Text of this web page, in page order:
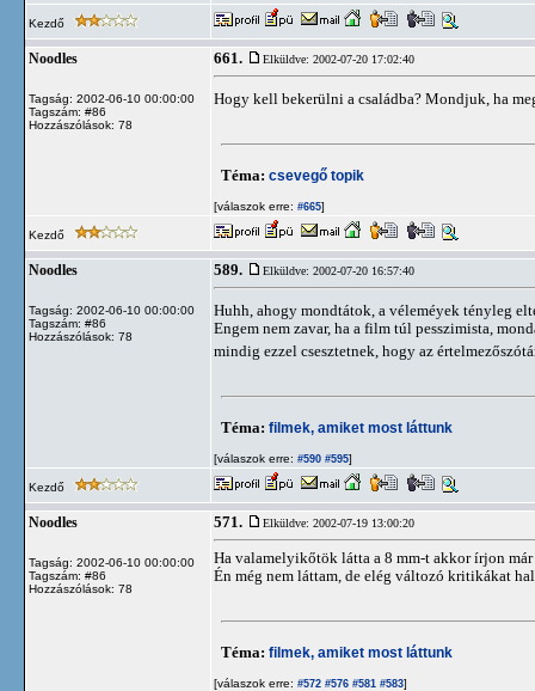
Kezdő
Noodles
Tagság: 2002-06-10 00:00:00
Tagszám: #86
Hozzászólások: 78
661. Elküldve: 2002-07-20 17:02:40
Hogy kell bekerülni a családba? Mondjuk, ha
Téma: csevegő topik
[válaszok erre: #665]
Kezdő
Noodles
Tagság: 2002-06-10 00:00:00
Tagszám: #86
Hozzászólások: 78
589. Elküldve: 2002-07-20 16:57:40
Huhh, ahogy mondtátok, a véleméyek tényleg
Engem nem zavar, ha a film túl pesszimista,
mindig ezzel csesztetnek, hogy az
Téma: filmek, amiket most láttunk
[válaszok erre: #590 #595]
Kezdő
Noodles
Tagság: 2002-06-10 00:00:00
Tagszám: #86
Hozzászólások: 78
571. Elküldve: 2002-07-19 13:00:20
Ha valamelyikőtök látta a 8 mm-t akkor írjon
Én még nem láttam, de elég változó kritikákat
Téma: filmek, amiket most láttunk
[válaszok erre: #572 #576 #581 #583]